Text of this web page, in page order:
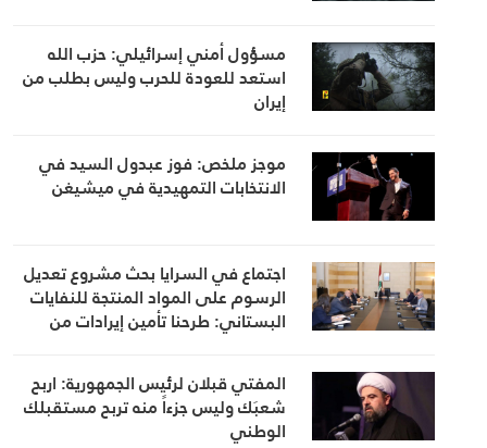
مسؤول أمني إسرائيلي: حزب الله
استعد للعودة للحرب وليس بطلب من
إيران
موجز ملخص: فوز عبدول السيد في
الانتخابات التمهيدية في ميشيغن
اجتماع في السرايا بحث مشروع تعديل
الرسوم على المواد المنتجة للنفايات
البستاني: طرحنا تأمين إيرادات من
مصادر أخرى لتخفيف العبء عن كاهل
المفتي قبلان لرئيس الجمهورية: اربح
شعبَك وليس جزءاً منه تربح مستقبلك
الوطني